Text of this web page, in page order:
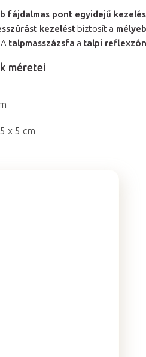
fájdalmas pont egyidejű
kezelést biztosít a
talpmasszázsfa a talpi
méretei
x 5 cm